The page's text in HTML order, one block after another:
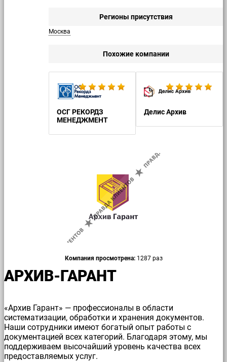
Регионы присутствия
Москва
Похожие компании
ОСГ РЕКОРДЗ
МЕНЕДЖМЕНТ
Делис Архив
Компания просмотрена: 1287 раз
АРХИВ-ГАРАНТ
«Архив Гарант» — профессионалы в области
систематизации, обработки и хранения документов.
Наши сотрудники имеют богатый опыт работы с
документацией всех категорий. Благодаря этому, мы
поддерживаем высочайший уровень качества всех
предоставляемых услуг.